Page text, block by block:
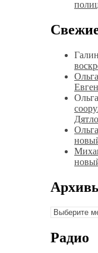
Ольга
Архивы
Радио